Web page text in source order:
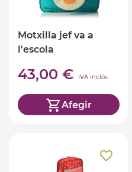
Motxilla jef va a
l'escola
43,00 € IVA inclòs
Afegir